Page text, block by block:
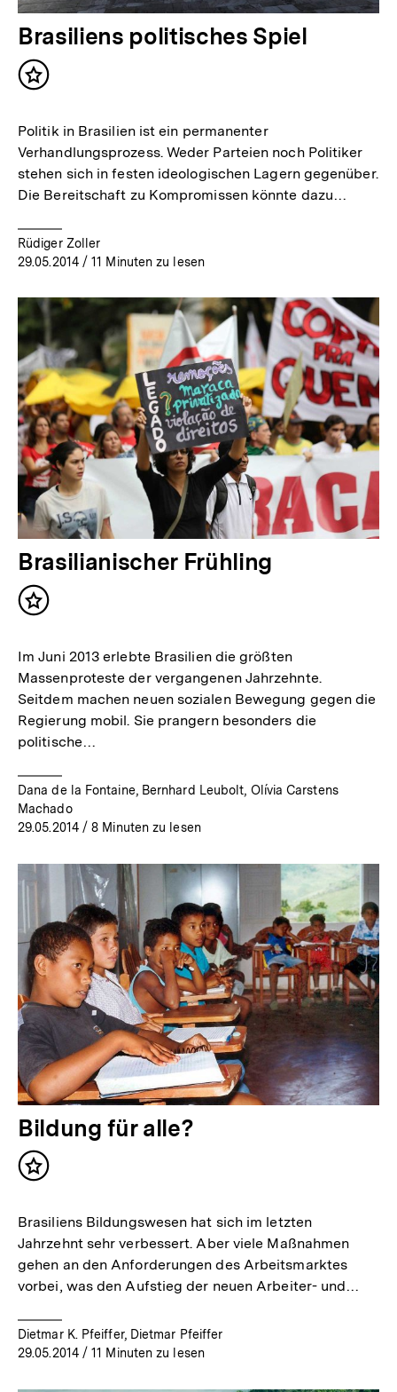
Brasiliens politisches Spiel
Inhalt
Politik in Brasilien ist ein permanenter
Verhandlungsprozess. Weder Parteien noch Politiker
stehen sich in festen ideologischen Lagern gegenüber.
Die Bereitschaft zu Kompromissen könnte dazu…
Rüdiger Zoller
29.05.2014/ 11 Minuten zu lesen
Brasilianischer Frühling
Inhalt
Im Juni 2013 erlebte Brasilien die größten
Massenproteste der vergangenen Jahrzehnte.
Seitdem machen neuen sozialen Bewegung gegen die
Regierung mobil. Sie prangern besonders die
politische…
Dana de la Fontaine, Bernhard Leubolt, Olívia Carstens
Machado
29.05.2014/ 8 Minuten zu lesen
Bildung für alle?
Inhalt
Brasiliens Bildungswesen hat sich im letzten
Jahrzehnt sehr verbessert. Aber viele Maßnahmen
gehen an den Anforderungen des Arbeitsmarktes
vorbei, was den Aufstieg der neuen Arbeiter- und…
Dietmar K. Pfeiffer, Dietmar Pfeiffer
29.05.2014/ 11 Minuten zu lesen